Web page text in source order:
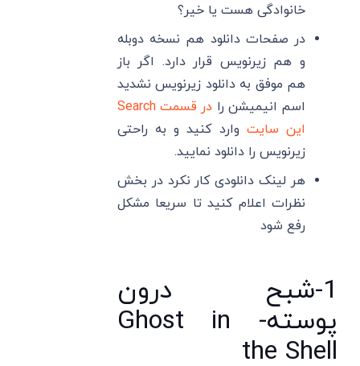
خانوادگی هست یا خیر؟
در صفحات دانلود هم نسخه دوبله
و هم زیرنویس قرار دارد. اگر باز
هم موفق به دانلود زیرنویس نشدید
اسم انیمیشن را
در قسمت Search
این سایت وارد کنید و به راحتی
زیرنویس را دانلود نمایید.
هر لینک دانلودی کار نکرد در بخش
نظرات اعلام کنید تا سریعا مشکل
رفع شود
1-شبح درون
پوسته- Ghost in
the Shell